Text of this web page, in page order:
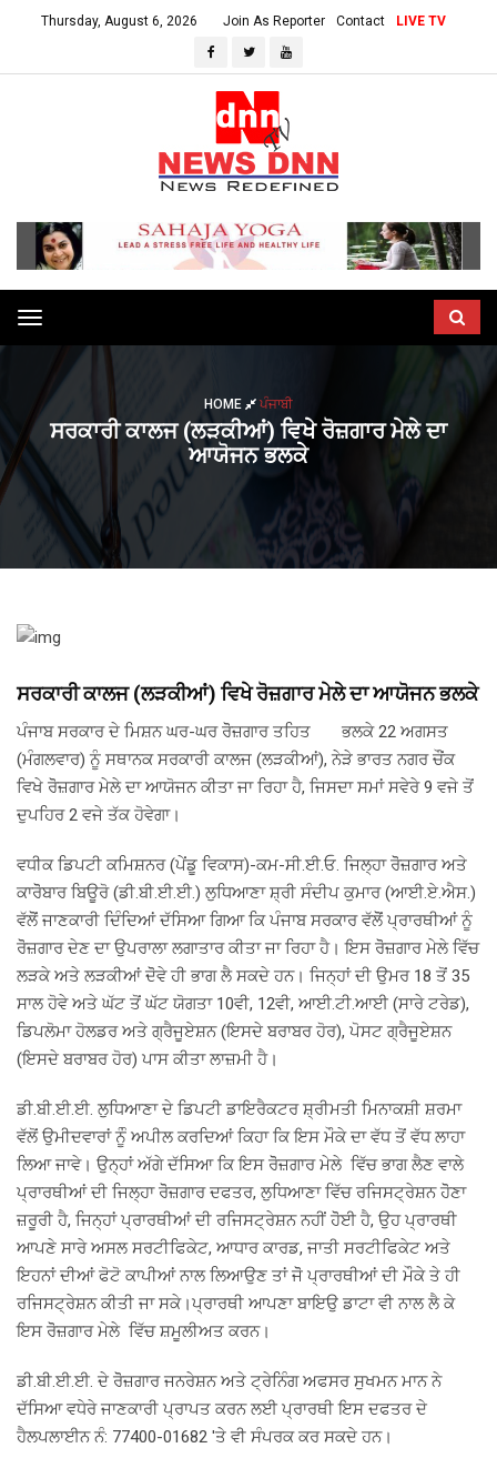
Thursday, August 6, 2026 Join As Reporter Contact LIVE TV
Toggle
navigation
HOME ਪੰਜਾਬੀ
ਸਰਕਾਰੀ ਕਾਲਜ (ਲੜਕੀਆਂ) ਵਿਖੇ ਰੋਜ਼ਗਾਰ ਮੇਲੇ ਦਾ
ਆਯੋਜਨ ਭਲਕੇ
ਸਰਕਾਰੀ ਕਾਲਜ (ਲੜਕੀਆਂ) ਵਿਖੇ ਰੋਜ਼ਗਾਰ ਮੇਲੇ ਦਾ ਆਯੋਜਨ ਭਲਕੇ
ਪੰਜਾਬ ਸਰਕਾਰ ਦੇ ਮਿਸ਼ਨ ਘਰ-ਘਰ ਰੋੋਜ਼ਗਾਰ ਤਹਿਤ ਭਲਕੇ 22 ਅਗਸਤ
(ਮੰਗਲਵਾਰ) ਨੂੰ ਸਥਾਨਕ ਸਰਕਾਰੀ ਕਾਲਜ (ਲੜਕੀਆਂ), ਨੇੜੇ ਭਾਰਤ ਨਗਰ ਚੌਂਕ
ਵਿਖੇ ਰੋੋਜ਼ਗਾਰ ਮੇਲੇ ਦਾ ਆਯੋਜਨ ਕੀਤਾ ਜਾ ਰਿਹਾ ਹੈ, ਜਿਸਦਾ ਸਮਾਂ ਸਵੇਰੇ 9 ਵਜੇ ਤੋਂ
ਦੁਪਹਿਰ 2 ਵਜੇ ਤੱਕ ਹੋਵੇਗਾ।
ਵਧੀਕ ਡਿਪਟੀ ਕਮਿਸ਼ਨਰ (ਪੇਂਡੂ ਵਿਕਾਸ)-ਕਮ-ਸੀ.ਈ.ਓ. ਜਿਲ੍ਹਾ ਰੋੋਜ਼ਗਾਰ ਅਤੇ
ਕਾਰੋੋਬਾਰ ਬਿਊਰੋ (ਡੀ.ਬੀ.ਈ.ਈ.) ਲੁਧਿਆਣਾ ਸ਼੍ਰੀ ਸੰਦੀਪ ਕੁਮਾਰ (ਆਈ.ਏ.ਐਸ.)
ਵੱਲੋੋਂ ਜਾਣਕਾਰੀ ਦਿੰਦਿਆਂ ਦੱਸਿਆ ਗਿਆ ਕਿ ਪੰਜਾਬ ਸਰਕਾਰ ਵੱਲੋੋਂ ਪ੍ਰਾਰਥੀਆਂ ਨੂੰ
ਰੋੋਜ਼ਗਾਰ ਦੇਣ ਦਾ ਉਪਰਾਲਾ ਲਗਾਤਾਰ ਕੀਤਾ ਜਾ ਰਿਹਾ ਹੈ। ਇਸ ਰੋੋਜ਼ਗਾਰ ਮੇਲੇ ਵਿੱਚ
ਲੜਕੇ ਅਤੇ ਲੜਕੀਆਂ ਦੋੋਵੇ ਹੀ ਭਾਗ ਲੈ ਸਕਦੇ ਹਨ। ਜਿਨ੍ਹਾਂ ਦੀ ਉਮਰ 18 ਤੋਂ 35
ਸਾਲ ਹੋਵੇ ਅਤੇ ਘੱਟ ਤੋਂ ਘੱਟ ਯੋਗਤਾ 10ਵੀ, 12ਵੀ, ਆਈ.ਟੀ.ਆਈ (ਸਾਰੇ ਟਰੇਡ),
ਡਿਪਲੋਮਾ ਹੋਲਡਰ ਅਤੇ ਗ੍ਰੈਜੂਏਸ਼ਨ (ਇਸਦੇ ਬਰਾਬਰ ਹੋਰ), ਪੋਸਟ ਗ੍ਰੈਜੂਏਸ਼ਨ
(ਇਸਦੇ ਬਰਾਬਰ ਹੋਰ) ਪਾਸ ਕੀਤਾ ਲਾਜ਼ਮੀ ਹੈ।
ਡੀ.ਬੀ.ਈ.ਈ. ਲੁਧਿਆਣਾ ਦੇ ਡਿਪਟੀ ਡਾਇਰੈਕਟਰ ਸ਼੍ਰੀਮਤੀ ਮਿਨਾਕਸ਼ੀ ਸ਼ਰਮਾ
ਵੱਲੋਂ ਉਮੀਦਵਾਰਾਂ ਨੂੰੰ ਅਪੀਲ ਕਰਦਿਆਂ ਕਿਹਾ ਕਿ ਇਸ ਮੌਕੇ ਦਾ ਵੱਧ ਤੋਂ ਵੱਧ ਲਾਹਾ
ਲਿਆ ਜਾਵੇ। ਉਨ੍ਹਾਂ ਅੱਗੇ ਦੱਸਿਆ ਕਿ ਇਸ ਰੋੋਜ਼ਗਾਰ ਮੇਲੇ ਵਿੱਚ ਭਾਗ ਲੈਣ ਵਾਲੇ
ਪ੍ਰਾਰਥੀਆਂ ਦੀ ਜਿਲ੍ਹਾ ਰੋੋਜ਼ਗਾਰ ਦਫਤਰ, ਲੁਧਿਆਣਾ ਵਿੱਚ ਰਜਿਸਟ੍ਰੇਸ਼ਨ ਹੋੋਣਾ
ਜ਼ਰੂਰੀ ਹੈ, ਜਿਨ੍ਹਾਂ ਪ੍ਰਾਰਥੀਆਂ ਦੀ ਰਜਿਸਟ੍ਰੇਸ਼ਨ ਨਹੀਂ ਹੋੋਈ ਹੈ, ਉਹ ਪ੍ਰਾਰਥੀ
ਆਪਣੇ ਸਾਰੇ ਅਸਲ ਸਰਟੀਫਿਕੇਟ, ਆਧਾਰ ਕਾਰਡ, ਜਾਤੀ ਸਰਟੀਫਿਕੇਟ ਅਤੇ
ਇਹਨਾਂ ਦੀਆਂ ਫੋਟੋ ਕਾਪੀਆਂ ਨਾਲ ਲਿਆਉਣ ਤਾਂ ਜੋੋ ਪ੍ਰਾਰਥੀਆਂ ਦੀ ਮੌਕੇ ਤੇ ਹੀ
ਰਜਿਸਟ੍ਰੇਸ਼ਨ ਕੀਤੀ ਜਾ ਸਕੇ।ਪ੍ਰਾਰਥੀ ਆਪਣਾ ਬਾਇਉ ਡਾਟਾ ਵੀ ਨਾਲ ਲੈ ਕੇ
ਇਸ ਰੋੋਜ਼ਗਾਰ ਮੇਲੇ ਵਿੱਚ ਸ਼ਮੂਲੀਅਤ ਕਰਨ।
ਡੀ.ਬੀ.ਈ.ਈ. ਦੇ ਰੋੋਜ਼ਗਾਰ ਜਨਰੇਸ਼ਨ ਅਤੇ ਟ੍ਰੇਨਿੰਗ ਅਫਸਰ ਸੁਖਮਨ ਮਾਨ ਨੇ
ਦੱਸਿਆ ਵਧੇਰੇ ਜਾਣਕਾਰੀ ਪ੍ਰਾਪਤ ਕਰਨ ਲਈ ਪ੍ਰਾਰਥੀ ਇਸ ਦਫਤਰ ਦੇ
ਹੈਲਪਲਾਈਨ ਨੰ: 77400-01682 'ਤੇ ਵੀ ਸੰਪਰਕ ਕਰ ਸਕਦੇ ਹਨ।